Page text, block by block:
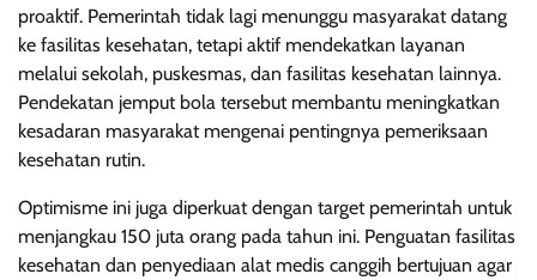
proaktif. Pemerintah tidak lagi menunggu masyarakat datang
ke fasilitas kesehatan, tetapi aktif mendekatkan layanan
melalui sekolah, puskesmas, dan fasilitas kesehatan lainnya.
Pendekatan jemput bola tersebut membantu meningkatkan
kesadaran masyarakat mengenai pentingnya pemeriksaan
kesehatan rutin.
Optimisme ini juga diperkuat dengan target pemerintah untuk
menjangkau 150 juta orang pada tahun ini. Penguatan fasilitas
kesehatan dan penyediaan alat medis canggih bertujuan agar